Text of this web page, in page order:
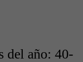
del año: 40-